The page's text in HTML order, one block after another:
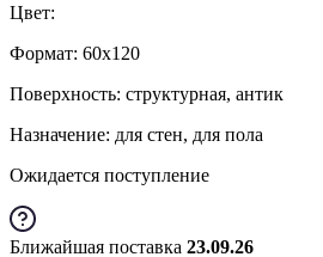
Цвет:
Формат: 60x120
Поверхность: структурная, антик
Назначение: для стен, для пола
Ожидается поступление
Ближайшая поставка 23.09.26